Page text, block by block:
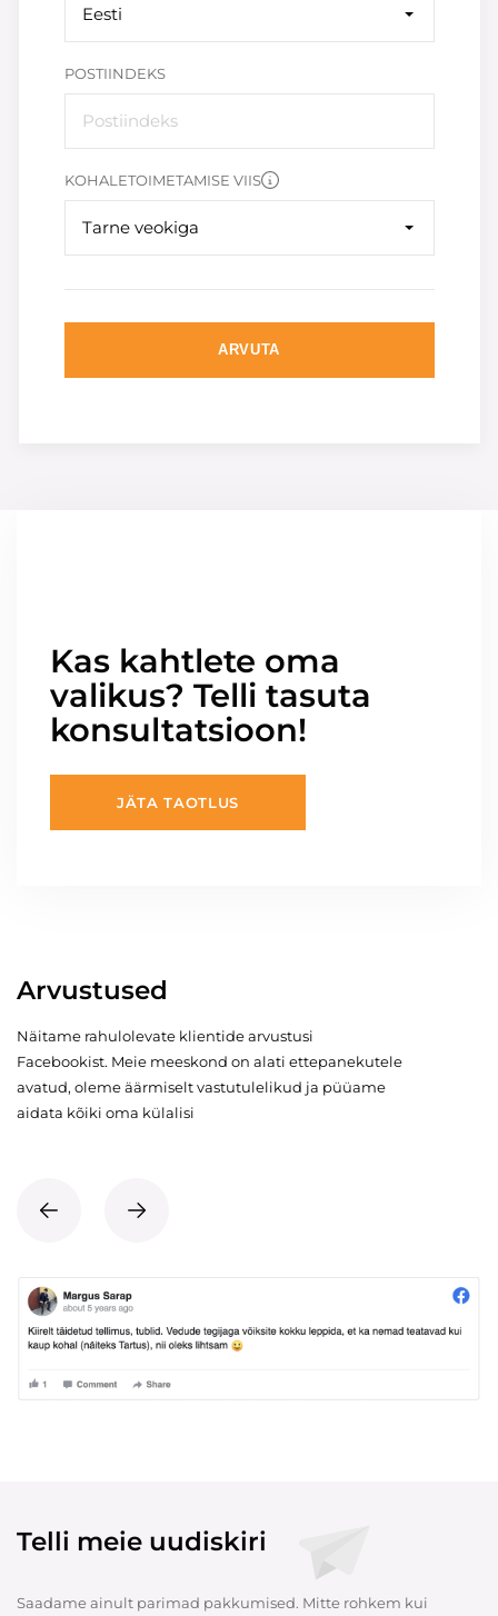
Eesti
POSTIINDEKS
KOHALETOIMETAMISE VIIS
Tarne veokiga
ARVUTA
Kas kahtlete oma
valikus? Telli tasuta
konsultatsioon!
JÄTA TAOTLUS
Arvustused
Näitame rahulolevate klientide arvustusi
Facebookist. Meie meeskond on alati ettepanekutele
avatud, oleme äärmiselt vastutulelikud ja püüame
aidata kõiki oma külalisi
Telli meie uudiskiri
Saadame ainult parimad pakkumised. Mitte rohkem kui